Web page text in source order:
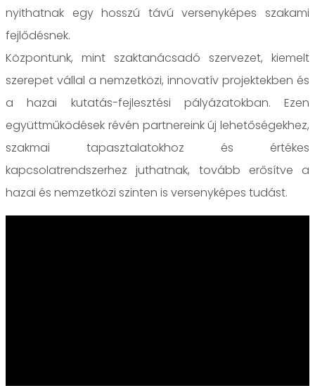
nyithatnak egy hosszú távú versenyképes szakami
fejlődésnek.
Központunk, mint szaktanácsadó szervezet, kiemelt
szerepet vállal a nemzetközi, innovatív projektekben és
a hazai kutatás-fejlesztési pályázatokban. Ezen
együttműködések révén partnereink új lehetőségekhez,
szakmai tapasztalatokhoz és értékes
kapcsolatrendszerhez juthatnak, tovább erősítve a
hazai és nemzetközi szinten is versenyképes tudást.